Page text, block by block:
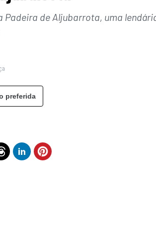
Padeira de Aljubarrota, uma
preferida